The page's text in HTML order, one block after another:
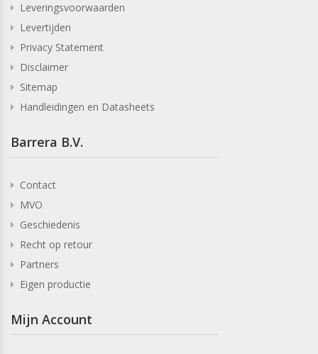
Leveringsvoorwaarden
Levertijden
Privacy Statement
Disclaimer
Sitemap
Handleidingen en Datasheets
Barrera B.V.
Contact
MVO
Geschiedenis
Recht op retour
Partners
Eigen productie
Mijn Account